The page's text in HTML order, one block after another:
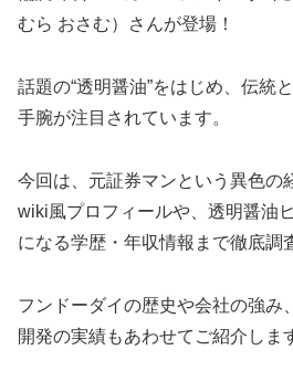
むら おさむ）さんが登場！
話題の“透明醤油”をはじめ、伝統
手腕が注目されています。
今回は、元証券マンという異色の
wiki風プロフィールや、透明醤油
になる学歴・年収情報まで徹底調
フンドーダイの歴史や会社の強み
開発の実績もあわせてご紹介しま